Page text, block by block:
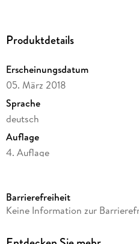
erzählten Storys kann einem
Produktdetails
Erscheinungsdatum
05. März 2018
Sprache
deutsch
Auflage
4. Auflage
Autor/Autorin
Verlag/Hersteller
Barrierefreiheit
Keine Information zur